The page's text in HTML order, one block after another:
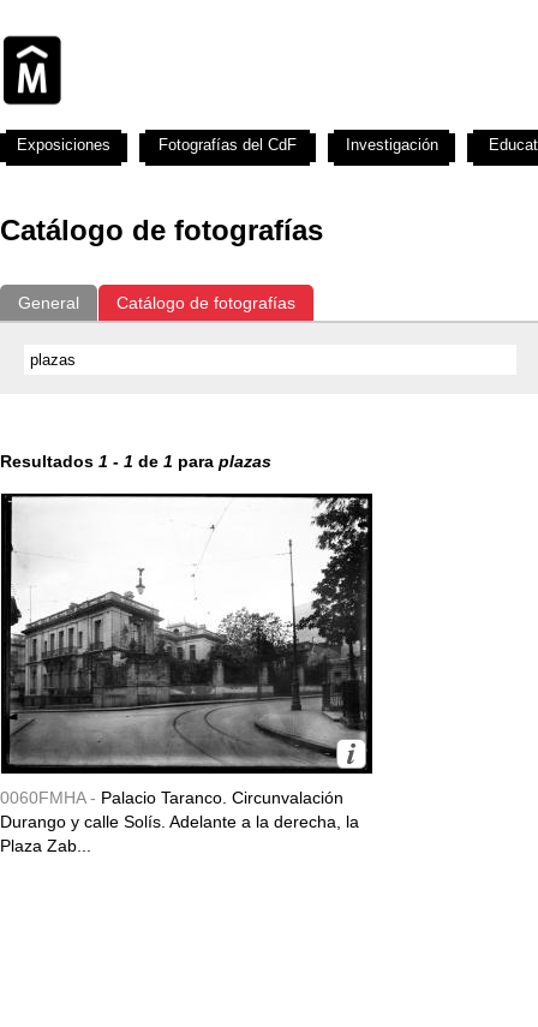
Catálogo de fotografías
General Catálogo de fotografías
Resultados 1 - 1 de 1 para plazas
0060FMHA - Palacio Taranco. Circunvalación
Durango y calle Solís. Adelante a la derecha, la
Plaza Zab...
Exposiciones Fotografías del CdF Investigación